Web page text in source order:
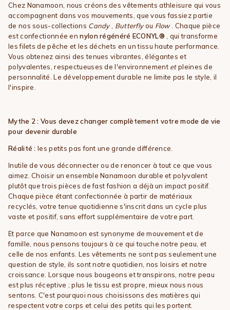
Chez Nanamoon, nous créons des vêtements athleisure qui vous
accompagnent dans vos mouvements, que vous fassiez partie
de nos sous-collections Candy, Butterflyou Flow. Chaque pièce
est confectionnée ennylon régénéré ECONYL® , qui transforme
les filets de pêche et les déchets en un tissu haute performance.
Vous obtenez ainsi des tenues vibrantes, élégantes et
polyvalentes, respectueuses de l'environnement etpleines de
personnalité. Le développement durable ne limite pas le style, il
l'inspire.
Mythe 2 : Vous devez changer complètement votre mode de vie
pour devenir durable
Réalité : les petits pas font une grande différence.
Inutile de vous déconnecter ou de renoncer à tout ce que vous
aimez. Choisir un ensemble Nanamoon durable et polyvalent
plutôt que trois pièces de fast fashion a déjà un impact positif.
Chaque pièce étant confectionnée à partir de matériaux
recyclés, votre tenue quotidienne s'inscrit dans un cycle plus
vaste et positif, sans effort supplémentaire de votre part.
Et parce que Nanamoon est synonyme de mouvement et de
famille, nous pensons toujours à ce qui touche notre peau, et
celle de nos enfants. Les vêtements ne sont pas seulement une
question de style, ils sont notre quotidien, nos loisirs et notre
croissance. Lorsque nous bougeons et transpirons, notre peau
est plus réceptive ; plus le tissu est propre, mieux nous nous
sentons. C'est pourquoi nous choisissons des matières qui
respectent votre corps et celui des petits qui les portent.